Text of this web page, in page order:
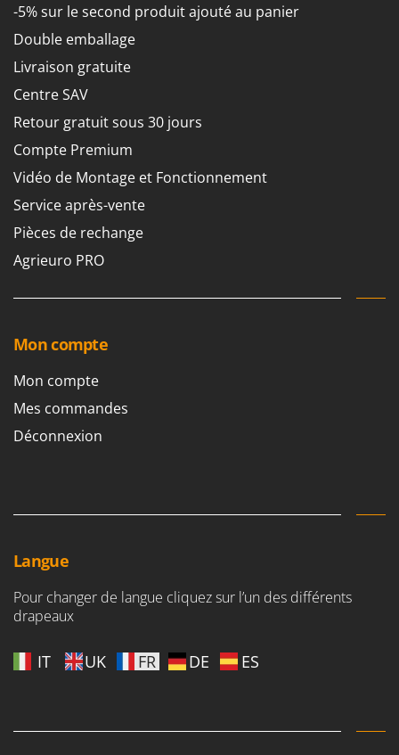
-5% sur le second produit ajouté au panier
Double emballage
Livraison gratuite
Centre SAV
Retour gratuit sous 30 jours
Compte Premium
Vidéo de Montage et Fonctionnement
Service après-vente
Pièces de rechange
Agrieuro PRO
Mon compte
Mon compte
Mes commandes
Déconnexion
Langue
Pour changer de langue cliquez sur l’un des différents
drapeaux
IT UK FR DE ES